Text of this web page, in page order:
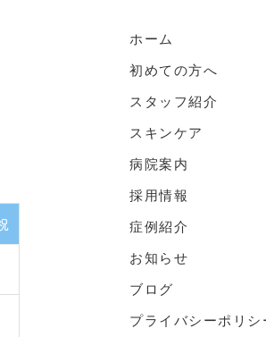
ホーム
初めての方へ
スタッフ紹介
スキンケア
病院案内
採用情報
症例紹介
お知らせ
ブログ
プライバシーポリシ